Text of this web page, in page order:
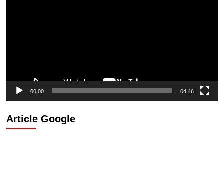
00:00 04:46
Article Google